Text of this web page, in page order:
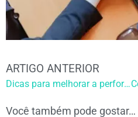
ARTIGO ANTERIOR
Dicas para melhorar a performance do seu computador.
Você também pode gostar…